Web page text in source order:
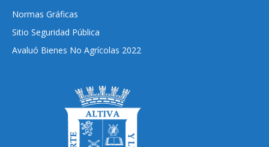
Normas Gráficas
Sitio Seguridad Pública
Avaluó Bienes No Agrícolas 2022